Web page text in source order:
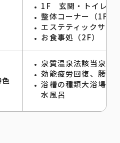
1F 玄関・トイレは
整体コーナー（1F）
エステティックサロ
お食事処（2F）
泉質温泉法該当泉
効能疲労回復、腰痛
浴槽の種類大浴場ジ
水風呂